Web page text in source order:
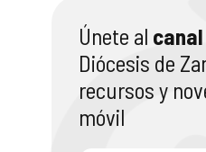
Únete al
Diócesis de
recursos y
móvil